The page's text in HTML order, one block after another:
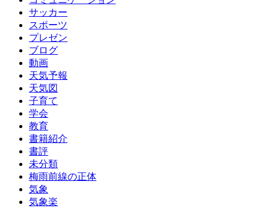
サッカー
スポーツ
プレゼン
ブログ
動画
天気予報
天気図
子育て
学会
教育
書籍紹介
書評
未分類
梅雨前線の正体
気象
気象楽